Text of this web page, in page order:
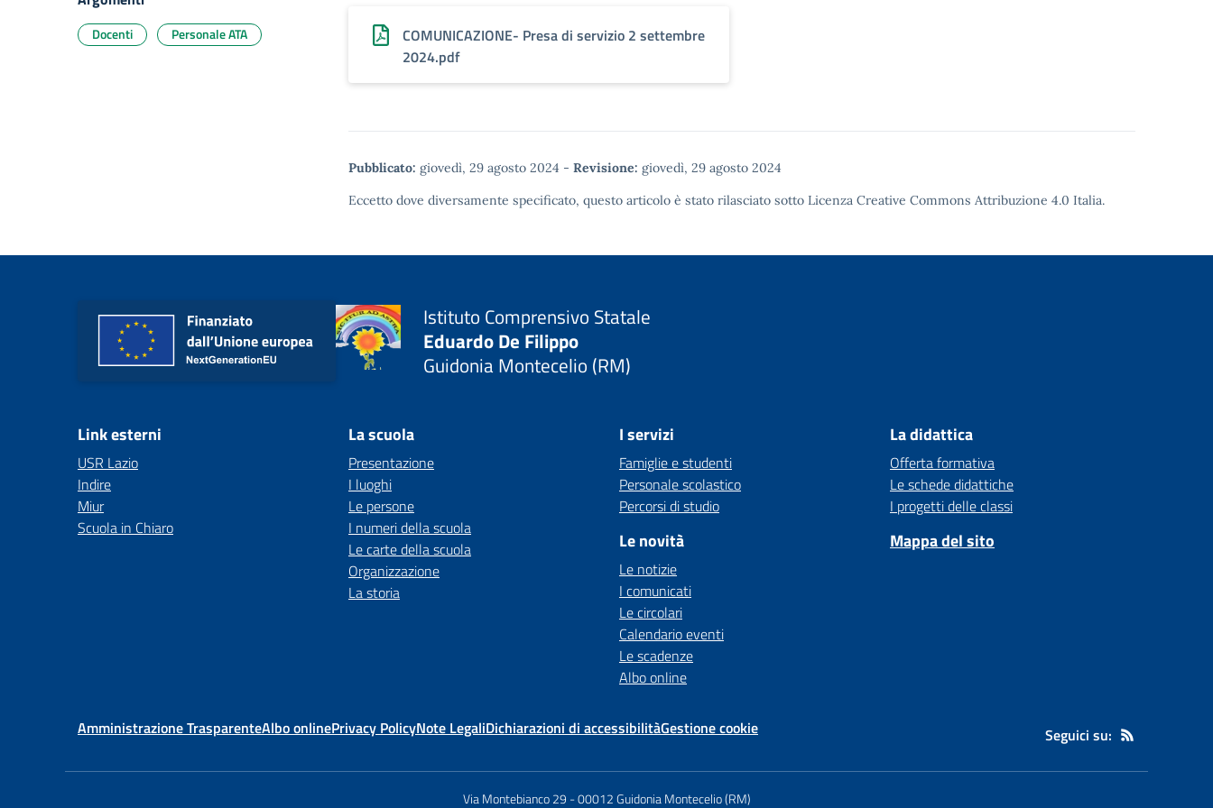
COMUNICAZIONE- Presa di servizio 2 settembre
2024.pdf
Pubblicato: giovedì, 29 agosto 2024 - Revisione: giovedì, 29 agosto 2024
Eccetto dove diversamente specificato, questo articolo è stato rilasciato sotto Licenza Creative Commons Attribuzione 4.0 Italia.
Docenti Personale ATA
Istituto Comprensivo Statale
Eduardo De Filippo
Guidonia Montecelio (RM)
Link esterni
USR Lazio
Indire
Miur
Scuola in Chiaro
La scuola
Presentazione
I luoghi
Le persone
I numeri della scuola
Le carte della scuola
Organizzazione
La storia
I servizi
Famiglie e studenti
Personale scolastico
Percorsi di studio
Le novità
Le notizie
I comunicati
Le circolari
Calendario eventi
Le scadenze
Albo online
La didattica
Offerta formativa
Le schede didattiche
I progetti delle classi
Mappa del sito
Amministrazione TrasparenteAlbo onlinePrivacy PolicyNote LegaliDichiarazioni di accessibilitàGestione cookie Seguici su:
Via Montebianco 29 -00012 Guidonia Montecelio (RM)